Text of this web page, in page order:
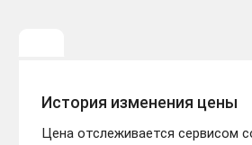
История изменения цены
Цена отслеживается сервисом